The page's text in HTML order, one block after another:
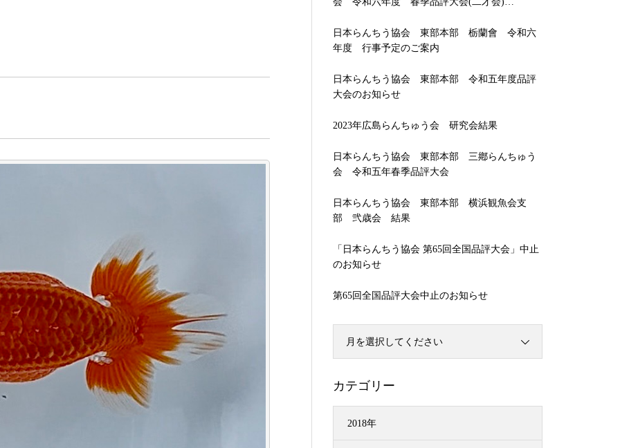
日本らんちう協会 東部本部 栃蘭會 令和六
年度 行事予定のご案内
日本らんちう協会 東部本部 令和五年度品評
大会のお知らせ
2023年広島らんちゅう会 研究会結果
日本らんちう協会 東部本部 三鄕らんちゅう
会 令和五年春季品評大会
日本らんちう協会 東部本部 横浜観魚会支
部 弐歳会 結果
「日本らんちう協会 第65回全国品評大会」中止
のお知らせ
第65回全国品評大会中止のお知らせ
月を選択してください
カテゴリー
2018年